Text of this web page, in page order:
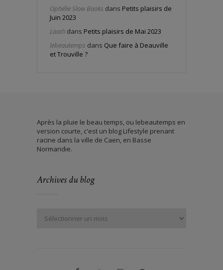
Ophélie Slow Books dans Petits plaisirs de
Juin 2023
Laadi dans Petits plaisirs de Mai 2023
lebeautemps dans Que faire à Deauville
et Trouville ?
Après la pluie le beau temps, ou lebeautemps en
version courte, c'est un blog Lifestyle prenant
racine dans la ville de Caen, en Basse
Normandie.
Archives du blog